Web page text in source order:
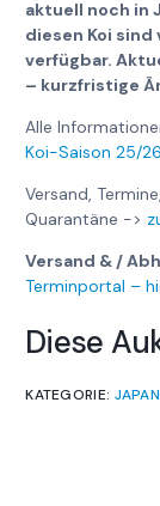
aktuell noch in
diesen Koi
verfügbar.
– kurzfristige
Alle
Koi-Saison 25/26
Versand,
Quarantäne ->
Versand & /
Terminportal –
Diese
KATEGORIE: